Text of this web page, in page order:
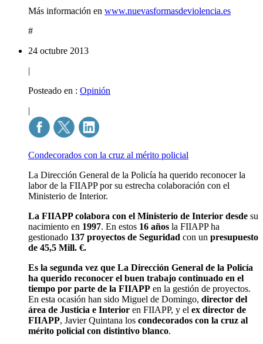
Más información en www.nuevasformasdeviolencia.es
#
24 octubre 2013
|
Posteado en : Opinión
|
Condecorados con la cruz al mérito policial
La Dirección General de la Policía ha querido reconocer la
labor de la FIIAPP por su estrecha colaboración con el
Ministerio de Interior.
La FIIAPP colabora con el Ministerio de Interior desde su
nacimiento en 1997. En estos 16 años la FIIAPP ha
gestionado 137 proyectos de Seguridad con un presupuesto
de 45,5 Mill. €.
Es la segunda vez que La Dirección General de la Policía
ha querido reconocer el buen trabajo continuado en el
tiempo por parte de la FIIAPP en la gestión de proyectos.
En esta ocasión han sido Miguel de Domingo, director del
área de Justicia e Interior en FIIAPP, y el ex director de
FIIAPP, Javier Quintana los condecorados con la cruz al
mérito policial con distintivo blanco.